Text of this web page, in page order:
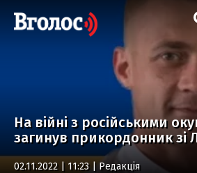
На війні з російськими
загинув прикордонник зі
02.11.2022 | 11:23 | Редакція